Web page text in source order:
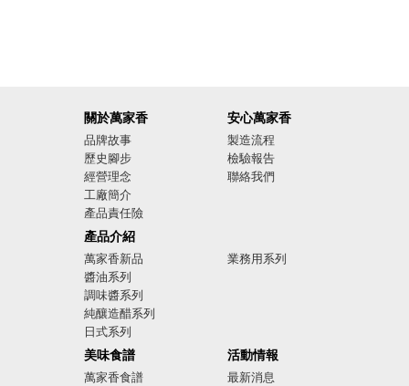
關於萬家香
品牌故事
歷史腳步
經營理念
工廠簡介
產品責任險
廣告影音
產品介紹
萬家香新品
醬油系列
調味醬系列
純釀造醋系列
日式系列
業務用系列
美味食譜
萬家香食譜
安心萬家香
製造流程
檢驗報告
聯絡我們
活動情報
最新消息